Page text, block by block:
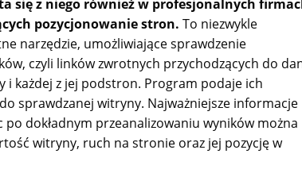
się z niego również w profesjonalnych
pozycjonowanie stron. To niezwykle
narzędzie, umożliwiające sprawdzenie
czyli linków zwrotnych przychodzących do
i każdej z jej podstron. Program podaje ich
sprawdzanej witryny. Najważniejsze informacje
dokładnym przeanalizowaniu wyników można
witryny, ruch na stronie oraz jej pozycję w